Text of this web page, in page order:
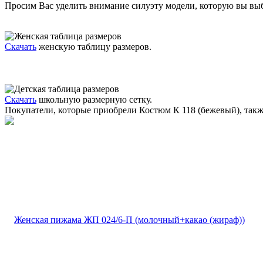
Просим Вас уделить внимание силуэту модели, которую вы
Скачать женскую таблицу размеров.
Скачать школьную размерную сетку.
Покупатели, которые приобрели Костюм К 118 (бежевый),